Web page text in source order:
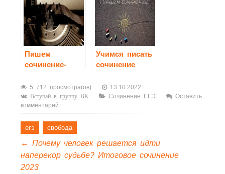
Пишем
сочинение-
Учимся писать
сочинение
5 712 просмотра(ов) 13.10.2022
Вступай в группу ВК Сочинение ЕГЭ
Оставить
комментарий
егэ свобода
← Почему человек решается идти
наперекор судьбе? Итоговое сочинение
2023